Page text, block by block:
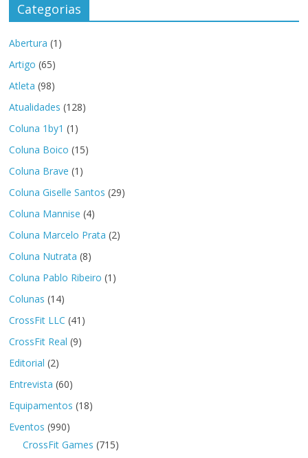
Categorias
Abertura (1)
Artigo (65)
Atleta (98)
Atualidades (128)
Coluna 1by1 (1)
Coluna Boico (15)
Coluna Brave (1)
Coluna Giselle Santos (29)
Coluna Mannise (4)
Coluna Marcelo Prata (2)
Coluna Nutrata (8)
Coluna Pablo Ribeiro (1)
Colunas (14)
CrossFit LLC (41)
CrossFit Real (9)
Editorial (2)
Entrevista (60)
Equipamentos (18)
Eventos (990)
CrossFit Games (715)